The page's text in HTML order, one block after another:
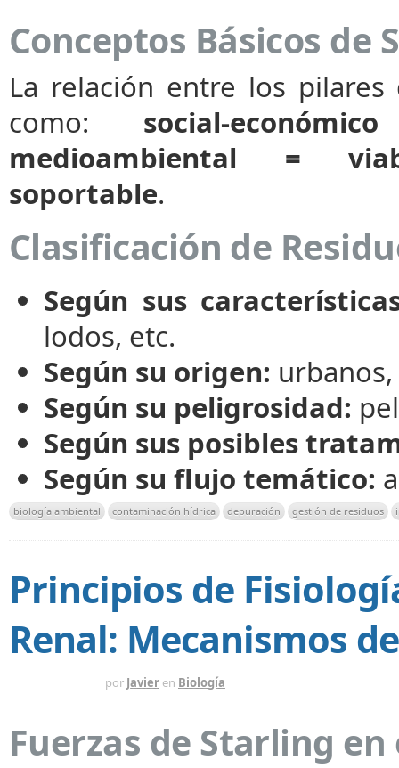
Conceptos Básicos de
La relación entre los
como: social-
medioambiental =
soportable.
Clasificación de
Según sus
lodos, etc.
Según su origen:
Según su peligrosidad:
Según sus posibles
Según su flujo temático:
biología ambiental contaminación hídrica depuración gestión de residuos
Principios de
Renal: Mecanismos
por Javier en Biología
Fuerzas de Starling